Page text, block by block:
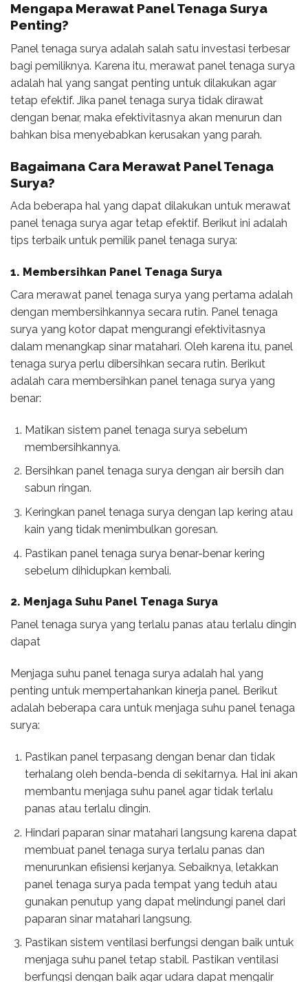
Mengapa Merawat Panel Tenaga Surya
Penting?
Panel tenaga surya adalah salah satu investasi terbesar
bagi pemiliknya. Karena itu, merawat panel tenaga surya
adalah hal yang sangat penting untuk dilakukan agar
tetap efektif. Jika panel tenaga surya tidak dirawat
dengan benar, maka efektivitasnya akan menurun dan
bahkan bisa menyebabkan kerusakan yang parah.
Bagaimana Cara Merawat Panel Tenaga
Surya?
Ada beberapa hal yang dapat dilakukan untuk merawat
panel tenaga surya agar tetap efektif. Berikut ini adalah
tips terbaik untuk pemilik panel tenaga surya:
1. Membersihkan Panel Tenaga Surya
Cara merawat panel tenaga surya yang pertama adalah
dengan membersihkannya secara rutin. Panel tenaga
surya yang kotor dapat mengurangi efektivitasnya
dalam menangkap sinar matahari. Oleh karena itu, panel
tenaga surya perlu dibersihkan secara rutin. Berikut
adalah cara membersihkan panel tenaga surya yang
benar:
Matikan sistem panel tenaga surya sebelum
membersihkannya.
Bersihkan panel tenaga surya dengan air bersih dan
sabun ringan.
Keringkan panel tenaga surya dengan lap kering atau
kain yang tidak menimbulkan goresan.
Pastikan panel tenaga surya benar-benar kering
sebelum dihidupkan kembali.
2. Menjaga Suhu Panel Tenaga Surya
Panel tenaga surya yang terlalu panas atau terlalu dingin
dapat
Menjaga suhu panel tenaga surya adalah hal yang
penting untuk mempertahankan kinerja panel. Berikut
adalah beberapa cara untuk menjaga suhu panel tenaga
surya:
Pastikan panel terpasang dengan benar dan tidak
terhalang oleh benda-benda di sekitarnya. Hal ini akan
membantu menjaga suhu panel agar tidak terlalu
panas atau terlalu dingin.
Hindari paparan sinar matahari langsung karena dapat
membuat panel tenaga surya terlalu panas dan
menurunkan efisiensi kerjanya. Sebaiknya, letakkan
panel tenaga surya pada tempat yang teduh atau
gunakan penutup yang dapat melindungi panel dari
paparan sinar matahari langsung.
Pastikan sistem ventilasi berfungsi dengan baik untuk
menjaga suhu panel tetap stabil. Pastikan ventilasi
berfungsi dengan baik agar udara dapat mengalir